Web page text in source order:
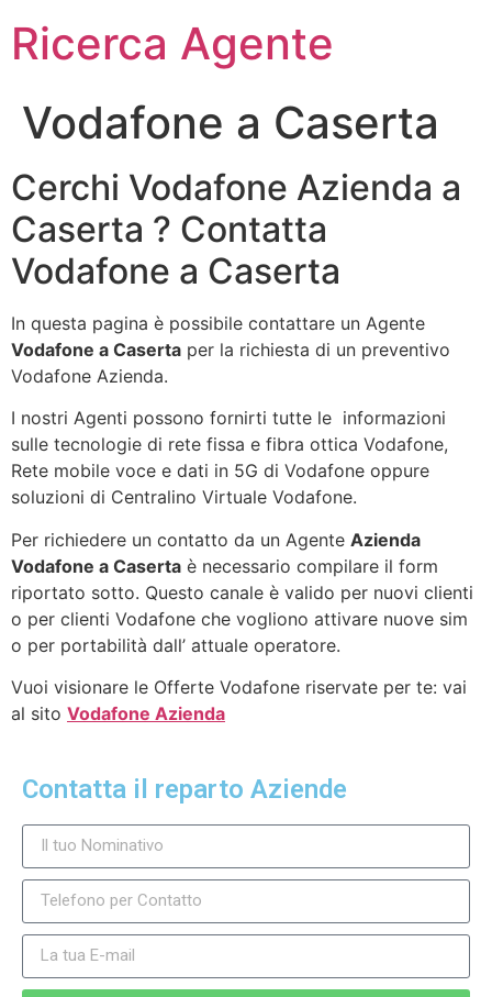
Ricerca Agente
Vodafone a Caserta
Cerchi Vodafone Azienda a
Caserta ? Contatta
Vodafone a Caserta
In questa pagina è possibile contattare un Agente
Vodafone a Caserta per la richiesta di un preventivo
Vodafone Azienda.
I nostri Agenti possono fornirti tutte le informazioni
sulle tecnologie di rete fissa e fibra ottica Vodafone,
Rete mobile voce e dati in 5G di Vodafone oppure
soluzioni di Centralino Virtuale Vodafone.
Per richiedere un contatto da un Agente Azienda
Vodafone a Caserta è necessario compilare il form
riportato sotto. Questo canale è valido per nuovi clienti
o per clienti Vodafone che vogliono attivare nuove sim
o per portabilità dall’ attuale operatore.
Vuoi visionare le Offerte Vodafone riservate per te: vai
al sito Vodafone Azienda
Contatta il reparto Aziende